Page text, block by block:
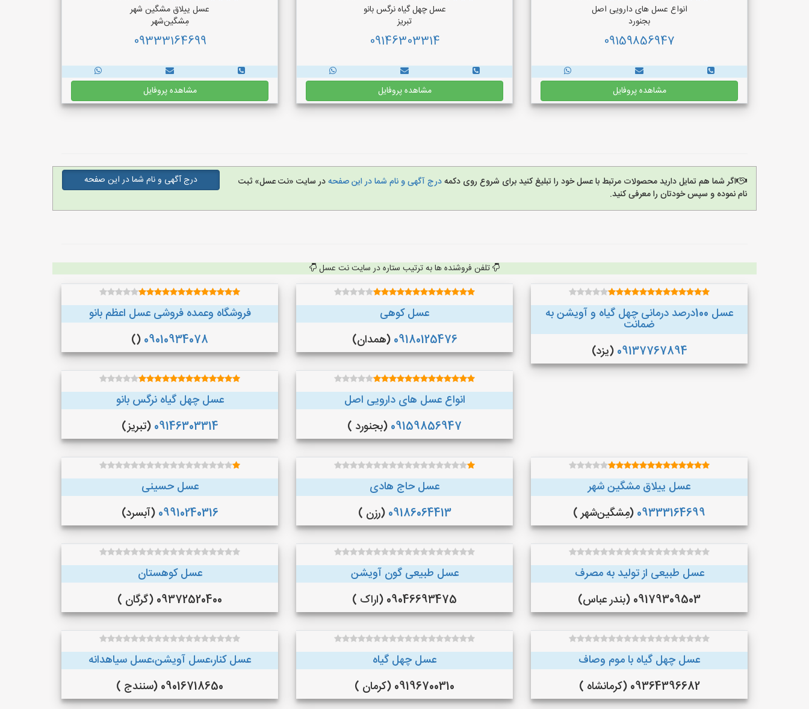
انواع عسل های دارویی اصل
بجنورد
09159856947
مشاهده پروفایل
عسل چهل گیاه نرگس بانو
تبریز
09146303314
مشاهده پروفایل
عسل ییلاق مشگین شهر
مِشگین‌شهر
09333164699
مشاهده پروفایل
اگر شما هم تمایل دارید محصولات مرتبط با عسل خود را تبلیغ کنید برای شروع روی دکمهدرج آگهی و نام شما در این صفحهدر سایت «نت عسل» ثبت
نام نموده و سپس خودتان را معرفی کنید.
درج آگهی و نام شما در این صفحه
تلفن فروشنده ها به ترتیب ستاره در سایت نت عسل
عسل 100درصد درمانی چهل گیاه و آویشن به
ضمانت
09137767894 (یزد)
عسل کوهی
09180125476 (همدان)
فروشگاه وعمده فروشی عسل اعظم بانو
09010934078
()
انواع عسل های دارویی اصل
09159856947 (بجنورد )
عسل چهل گیاه نرگس بانو
09146303314 (تبریز)
عسل ییلاق مشگین شهر
09333164699 (مِشگین‌شهر )
عسل حاج هادی
09186064413 (رزن )
عسل حسینی
09910240316 (آبسرد)
عسل طبیعی از تولید به مصرف
09179309503 (بندر عباس)
عسل طبیعی گون آویشن
09046693475 (اراک )
عسل کوهستان
09372520400 (گرگان )
عسل چهل گیاه با موم وصاف
09364396682 (کرمانشاه )
عسل چهل گیاه
09196700310 (کرمان )
عسل کنار،عسل آویشن،عسل سیاهدانه
09016718650 (سنندج )